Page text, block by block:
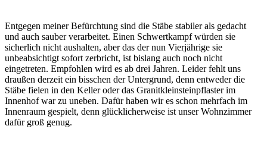
Entgegen meiner Befürchtung sind die Stäbe stabiler als gedacht
und auch sauber verarbeitet. Einen Schwertkampf würden sie
sicherlich nicht aushalten, aber das der nun Vierjährige sie
unbeabsichtigt sofort zerbricht, ist bislang auch noch nicht
eingetreten. Empfohlen wird es ab drei Jahren. Leider fehlt uns
draußen derzeit ein bisschen der Untergrund, denn entweder die
Stäbe fielen in den Keller oder das Granitkleinsteinpflaster im
Innenhof war zu uneben. Dafür haben wir es schon mehrfach im
Innenraum gespielt, denn glücklicherweise ist unser Wohnzimmer
dafür groß genug.